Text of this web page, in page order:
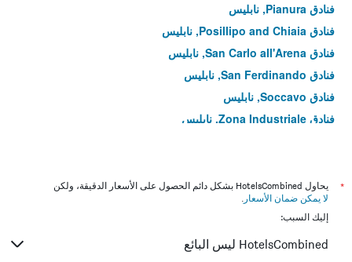
فنادق Pianura, نابليس
فنادق Posillipo and Chiaia, نابليس
فنادق San Carlo all'Arena, نابليس
فنادق San Ferdinando, نابليس
فنادق Soccavo, نابليس
فنادق Zona Industriale, نابليس
*
يحاول HotelsCombined بشكل دائم الحصول على الأسعار الدقيقة، ولكن
لا يمكن ضمان الأسعار .
إليك السبب:
HotelsCombined ليس البائع